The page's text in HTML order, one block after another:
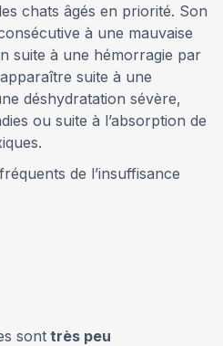
chats âgés en priorité. Son
à une mauvaise
suite à une hémorragie par
suite à une
déshydratation sévère,
ou suite à l’absorption de
de l’insuffisance
sonttrès peu